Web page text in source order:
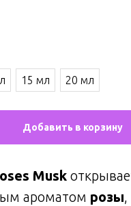
15 мл 20 мл
Добавить в корзину
Musk
ароматом розы,